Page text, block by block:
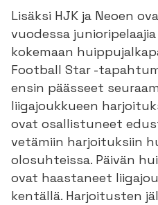
Lisäksi HJK ja Neoen
vuodessa
kokemaan
Football Star -
ensin päässeet
liigajoukkueen
ovat osallistuneet
vetämiin harjoituksiin
olosuhteissa. Päivän
ovat haastaneet
kentällä. Harjoitusten